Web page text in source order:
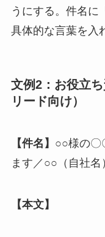
うにする。件名に
具体的な言葉を入
文例2：お役立
リード向け）
【件名】 ○○様の〇
ます／○○（自社名
【本文】